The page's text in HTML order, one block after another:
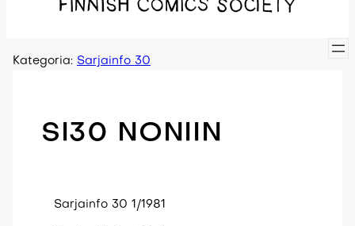
Kategoria: Sarjainfo 30
SI30 NONIIN
Sarjainfo 30 1/1981